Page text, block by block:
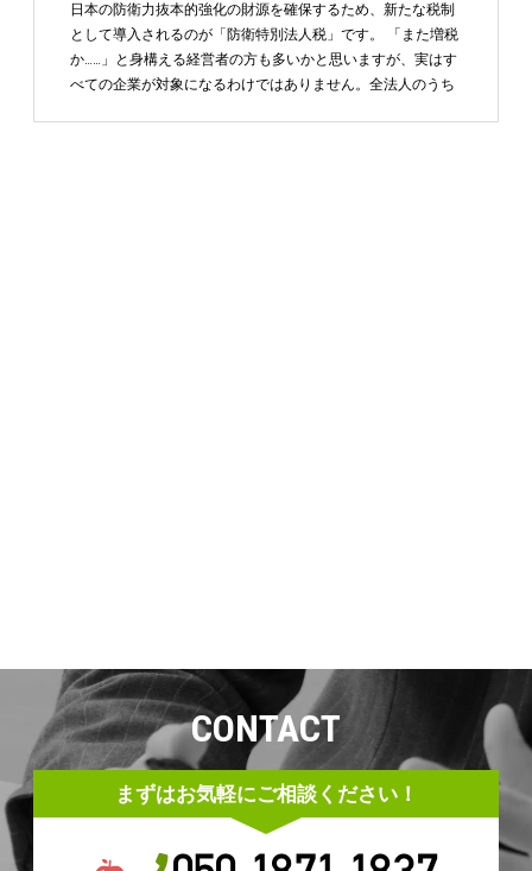
日本の防衛力抜本的強化の財源を確保するため、新たな税制
として導入されるのが「防衛特別法人税」です。 「また増税
か……」と身構える経営者の方も多いかと思いますが、実はす
べての企業が対象になるわけではありません。全法人のうち
CONTACT
まずはお気軽にご相談ください！